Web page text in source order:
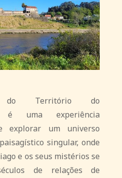
do Território do
é uma experiência
explorar um universo
singular, onde
e os seus mistérios se
de relações de